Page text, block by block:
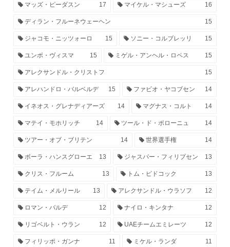
マッズ・ピーダスン 17 マイケル・マシューズ 16
ディラン・フルーネウェーヘン 15
ジャコモ・ニッツォーロ 15 ソニー・コルブレッリ 15
ユンボ・ヴィスマ 15 ミゲル・アンヘル・ロペス 15
アレクサンドル・クリストフ 15
アレハンドロ・バルベルデ 15 ファビオ・ヤコブセン 14
イネオス・グレナディアーズ 14 マグナス・コルト 14
マテイ・モホリッチ 14 ツール・ド・ポローニュ 14
ツアー・オブ・ブリテン 14 世界選手権 14
ボーラ・ハンスグローエ 13 ジャスパー・フィリプセン 13
クリス・フルーム 13 トム・ピドコック 13
テイム・メルリール 13 アレクサンドル・ウラソフ 12
ロマン・バルデ 12 ナイロ・キンタナ 12
リゴベルト・ウラン 12 UAEチームエミレーツ 12
フィリッポ・ガンナ 11 ミケル・ランダ 11